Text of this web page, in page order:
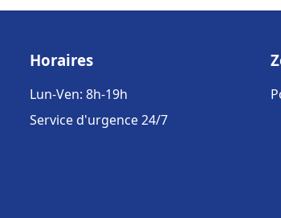
Horaires
Lun-Ven: 8h-19h
Service d'urgence 24/7